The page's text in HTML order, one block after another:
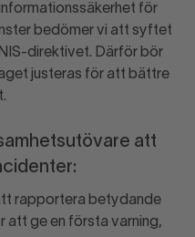
för
bedömer vi att syftet
direktivet. Därför bör
justeras för att bättre
att
rapportera betydande
att ge en första varning,